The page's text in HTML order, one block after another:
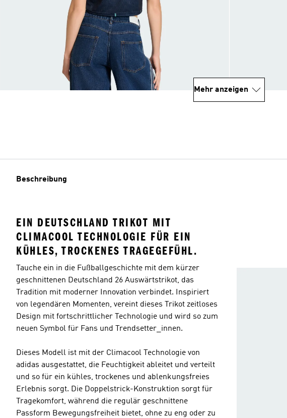
Mehr anzeigen
Beschreibung
EIN DEUTSCHLAND TRIKOT MIT
CLIMACOOL TECHNOLOGIE FÜR EIN
KÜHLES, TROCKENES TRAGEGEFÜHL.
Tauche ein in die Fußballgeschichte mit dem kürzer
geschnittenen Deutschland 26 Auswärtstrikot, das
Tradition mit moderner Innovation verbindet. Inspiriert
von legendären Momenten, vereint dieses Trikot zeitloses
Design mit fortschrittlicher Technologie und wird so zum
neuen Symbol für Fans und Trendsetter_innen.
Dieses Modell ist mit der Climacool Technologie von
adidas ausgestattet, die Feuchtigkeit ableitet und verteilt
und so für ein kühles, trockenes und ablenkungsfreies
Erlebnis sorgt. Die Doppelstrick-Konstruktion sorgt für
Tragekomfort, während die regulär geschnittene
Passform Bewegungsfreiheit bietet, ohne zu eng oder zu